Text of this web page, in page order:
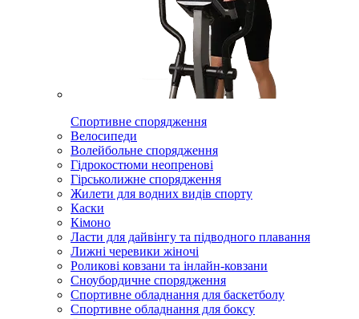
Спортивне спорядження
Велосипеди
Волейбольне спорядження
Гідрокостюми неопренові
Гірськолижне спорядження
Жилети для водних видів спорту
Каски
Кімоно
Ласти для дайвінгу та підводного плавання
Лижні черевики жіночі
Роликові ковзани та інлайн-ковзани
Сноубордичне спорядження
Спортивне обладнання для баскетболу
Спортивне обладнання для боксу